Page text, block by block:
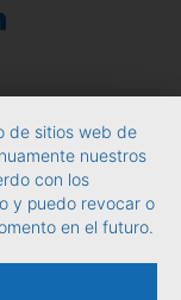
de sitios web de
nuestros
con los
y puedo revocar o
en el futuro.